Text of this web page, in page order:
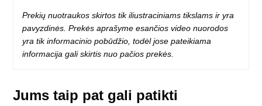
Prekių nuotraukos skirtos tik iliustraciniams tikslams ir yra
pavyzdinės. Prekės aprašyme esančios video nuorodos
yra tik informacinio pobūdžio, todėl jose pateikiama
informacija gali skirtis nuo pačios prekės.
Jums taip pat gali patikti